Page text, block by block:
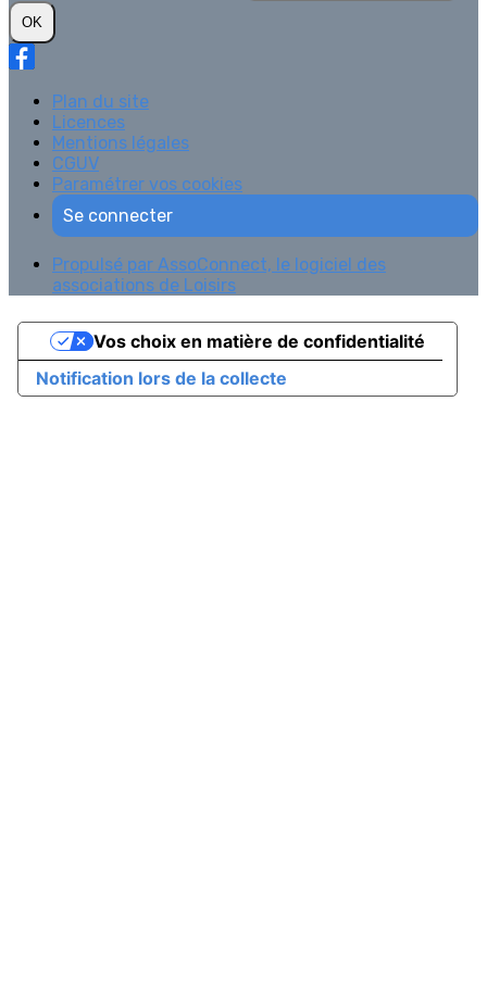
OK
Plan du site
Licences
Mentions légales
CGUV
Paramétrer vos cookies
Se connecter
Propulsé par AssoConnect, le logiciel des
associations de Loisirs
Notification lors de la collecte
Vos choix en matière de confidentialité